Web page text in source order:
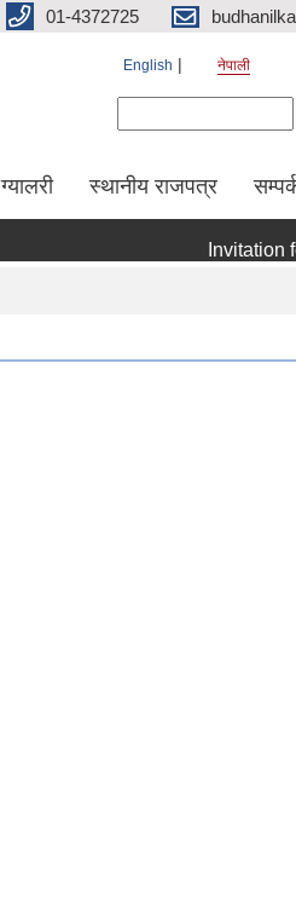
01-4372725
English नेपाली
ग्यालरी स्थानीय राजपत्र
Invitation